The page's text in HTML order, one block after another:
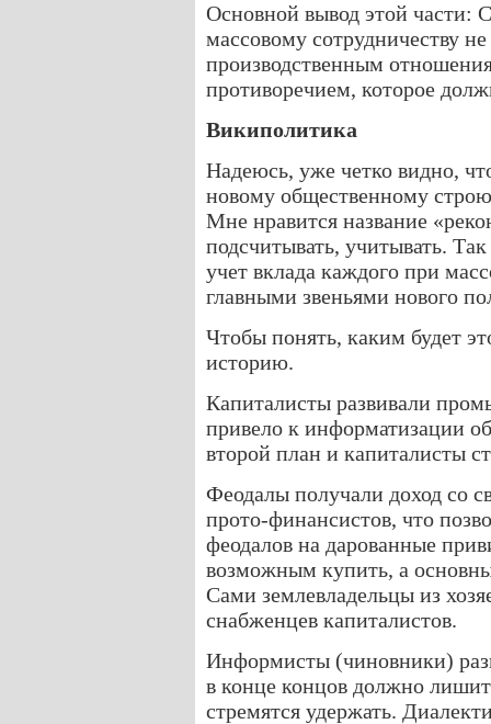
Основной вывод этой части:
массовому сотрудничеству
производственным
противоречием, которое
Википолитика
Надеюсь, уже четко видно,
новому общественному
Мне нравится название
подсчитывать, учитывать.
учет вклада каждого при
главными звеньями нового
Чтобы понять, каким будет
историю.
Капиталисты развивали
привело к информатизации
второй план и капиталисты
Феодалы получали доход со
прото-финансистов, что
феодалов на дарованные
возможным купить, а
Сами землевладельцы из
снабженцев капиталистов.
Информисты (чиновники)
в конце концов должно
стремятся удержать.